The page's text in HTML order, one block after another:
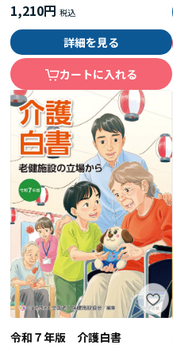
1,210円
詳細を見る
カートに入れる
令和７年版 介護白書